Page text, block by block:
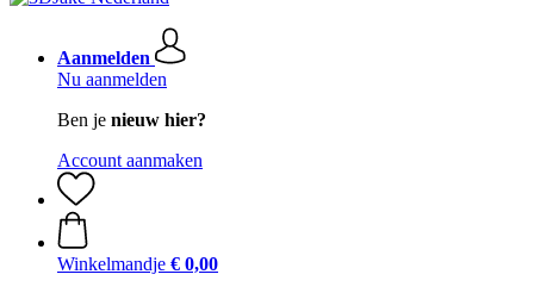
Aanmelden
Nu aanmelden
Ben je nieuw hier?
Account aanmaken
Winkelmandje € 0,00